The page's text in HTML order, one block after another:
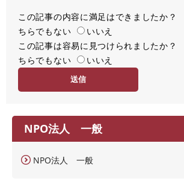
満
足
度
この記事の内容に満足はできましたか？
ちらでもない
いいえ
容
易
この記事は容易に見つけられましたか？
ちらでもない
いいえ
NPO法人 一般
NPO法人 一般